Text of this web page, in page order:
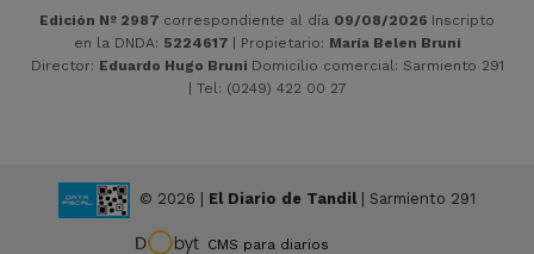
Edición Nº 2987 correspondiente al día 09/08/2026 Inscripto
en la DNDA: 5224617 | Propietario: María Belen Bruni
Director: Eduardo Hugo Bruni Domicilio comercial: Sarmiento 291
| Tel: (0249) 422 00 27
© 2026 | El Diario de Tandil| Sarmiento 291
CMS para diarios